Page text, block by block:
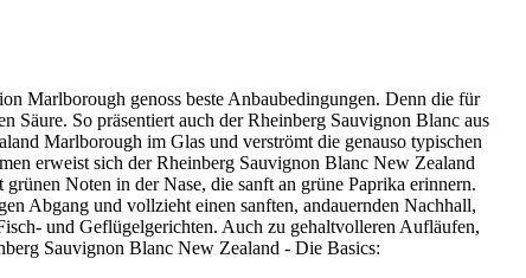
Marlborough genoss beste Anbaubedingungen. Denn die für
So präsentiert auch der Rheinberg Sauvignon Blanc aus
Marlborough im Glas und verströmt die genauso typischen
erweist sich der Rheinberg Sauvignon Blanc New Zealand
Noten in der Nase, die sanft an grüne Paprika erinnern.
Abgang und vollzieht einen sanften, andauernden Nachhall,
und Geflügelgerichten. Auch zu gehaltvolleren Aufläufen,
Sauvignon Blanc New Zealand - Die Basics: